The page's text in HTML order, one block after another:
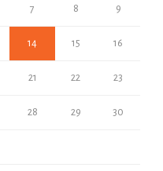
7 8 9
14 15 16
21 22 23
28 29 30